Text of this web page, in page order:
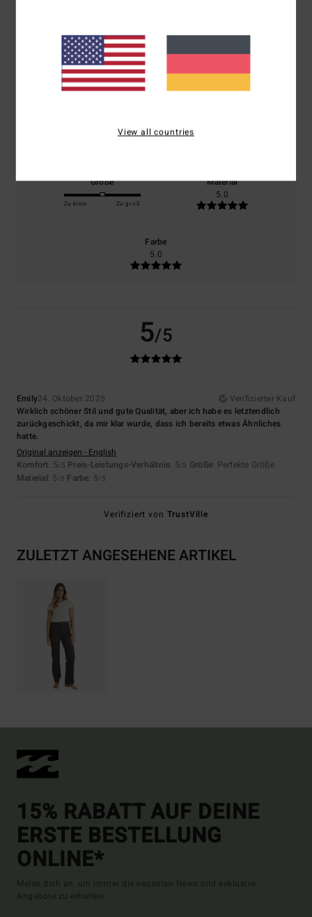
5.0
basierend auf1 verifizierten Bewertungenseit Oktober 2025
0% unserer Kunden empfehlen dieses Produkt
Größe
Zu klein Zu groß
Material
5.0
Farbe
5.0
5/5
Emily24. Oktober 2025
Verifizierter Kauf
Wirklich schöner Stil und gute Qualität, aber ich habe es letztendlich
zurückgeschickt, da mir klar wurde, dass ich bereits etwas Ähnliches
hatte.
Original anzeigen - English
Komfort: 5/5 Preis-Leistungs-Verhältnis: 5/5 Größe: Perfekte Größe
Material: 5 /5 Farbe: 5/5
Verifiziert von TrustVille
ZULETZT ANGESEHENE ARTIKEL
15% RABATT AUF DEINE
ERSTE BESTELLUNG
ONLINE*
Melde dich an, um immer die neuesten News und exklusive
Angebote zu erhalten.
View all countries